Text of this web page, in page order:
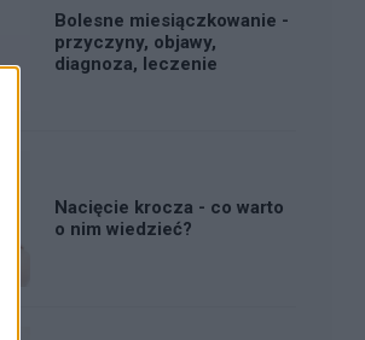
Bolesne miesiączkowanie -
przyczyny, objawy,
diagnoza, leczenie
Nacięcie krocza - co warto
o nim wiedzieć?